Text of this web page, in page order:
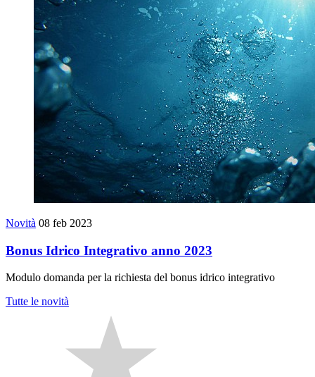
Novità 08 feb 2023
Bonus Idrico Integrativo anno 2023
Modulo domanda per la richiesta del bonus idrico integrativo
Tutte le novità